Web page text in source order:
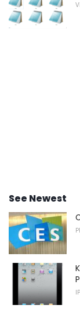
See Newest